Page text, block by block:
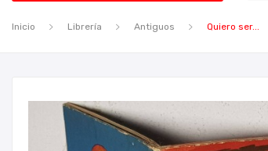
Inicio Librería Antiguos Quiero ser...